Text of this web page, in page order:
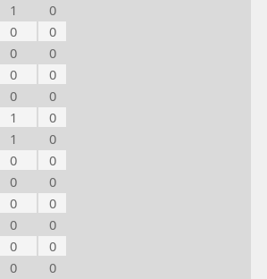
1
0
0
0
0
0
0
0
0
0
1
0
1
0
0
0
0
0
0
0
0
0
0
0
0
0